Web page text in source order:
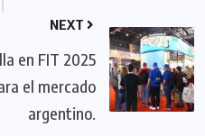
NEXT
en FIT 2025
el mercado
argentino.